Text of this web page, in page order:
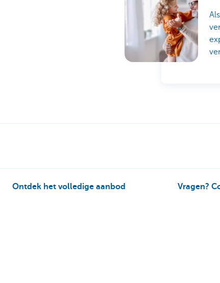
Ontdek het volledige aanbod Vragen?